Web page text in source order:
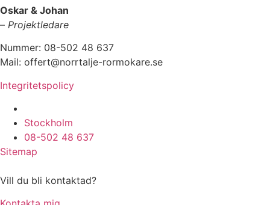
Oskar & Johan
– Projektledare
Nummer: 08-502 48 637
Mail: offert@norrtalje-rormokare.se
Integritetspolicy
Stockholm
08-502 48 637
Sitemap
Vill du bli kontaktad?